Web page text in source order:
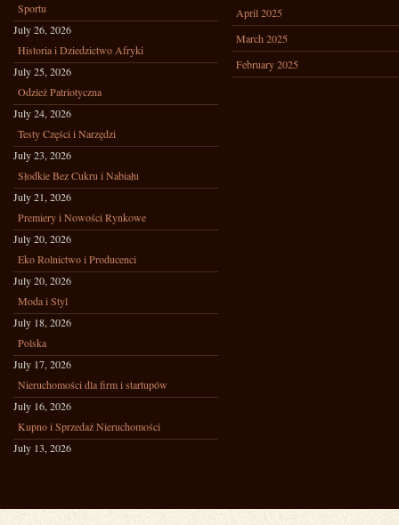
Sportu
July 26, 2026
Historia i Dziedzictwo Afryki
July 25, 2026
Odzież Patriotyczna
July 24, 2026
Testy Części i Narzędzi
July 23, 2026
Słodkie Bez Cukru i Nabiału
July 21, 2026
Premiery i Nowości Rynkowe
July 20, 2026
Eko Rolnictwo i Producenci
July 20, 2026
Moda i Styl
July 18, 2026
Polska
July 17, 2026
Nieruchomości dla firm i startupów
July 16, 2026
Kupno i Sprzedaż Nieruchomości
July 13, 2026
April 2025
March 2025
February 2025